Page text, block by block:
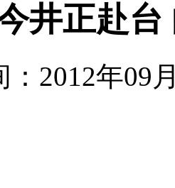
井正赴
2012年09